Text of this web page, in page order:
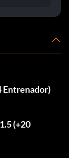
Entrenador)
(+20